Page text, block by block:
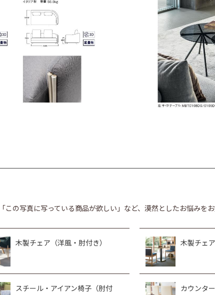
この写真に写っている商品が欲しい」など、漠然としたお悩み
木製チェア（洋風・肘付き） 木製チェア
スチール・アイアン椅子（肘付
カウンタ